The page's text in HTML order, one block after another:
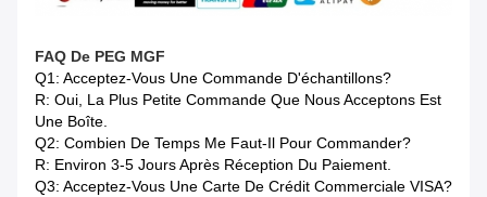
FAQ De PEG MGF
Q1: Acceptez-Vous Une Commande D'échantillons?
R: Oui, La Plus Petite Commande Que Nous Acceptons Est
Une Boîte.
Q2: Combien De Temps Me Faut-Il Pour Commander?
R: Environ 3-5 Jours Après Réception Du Paiement.
Q3: Acceptez-Vous Une Carte De Crédit Commerciale VISA?